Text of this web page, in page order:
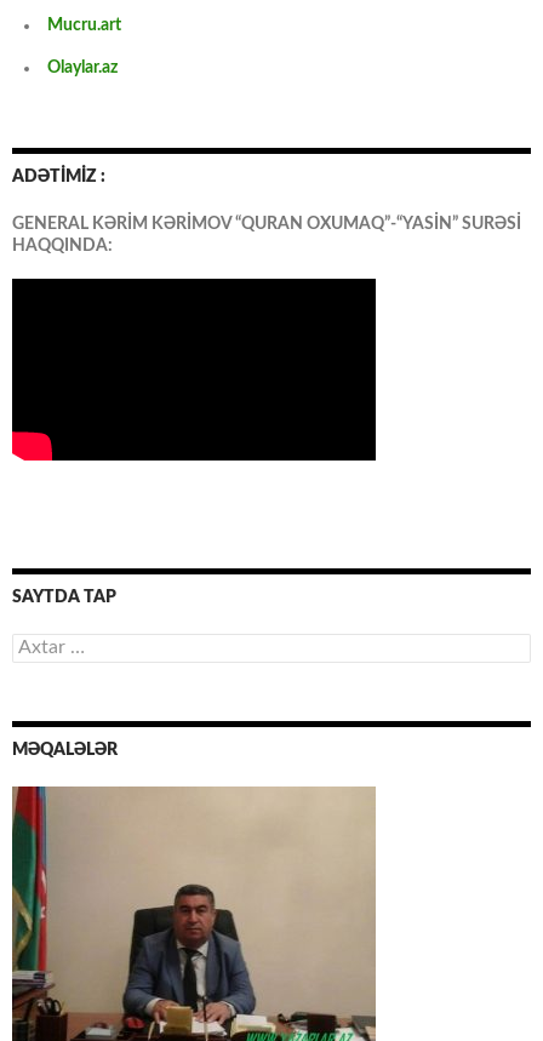
Mucru.art
Olaylar.az
ADƏTİMİZ :
GENERAL KƏRİM KƏRİMOV “QURAN OXUMAQ”-“YASİN” SURƏSİ
HAQQINDA:
SAYTDA TAP
Axtarış:
MƏQALƏLƏR